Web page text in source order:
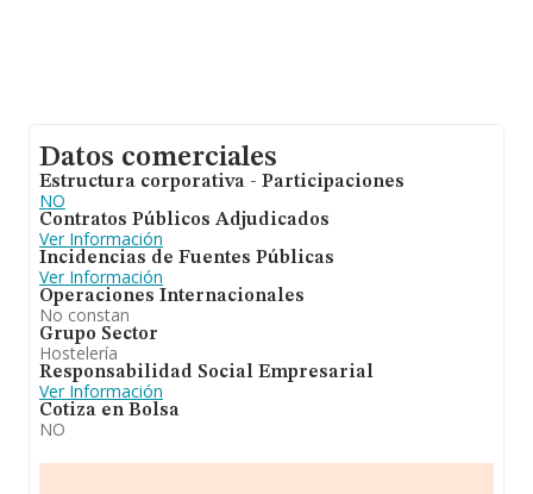
Datos comerciales
Estructura corporativa - Participaciones
NO
Contratos Públicos Adjudicados
Ver Información
Incidencias de Fuentes Públicas
Ver Información
Operaciones Internacionales
No constan
Grupo Sector
Hostelería
Responsabilidad Social Empresarial
Ver Información
Cotiza en Bolsa
NO